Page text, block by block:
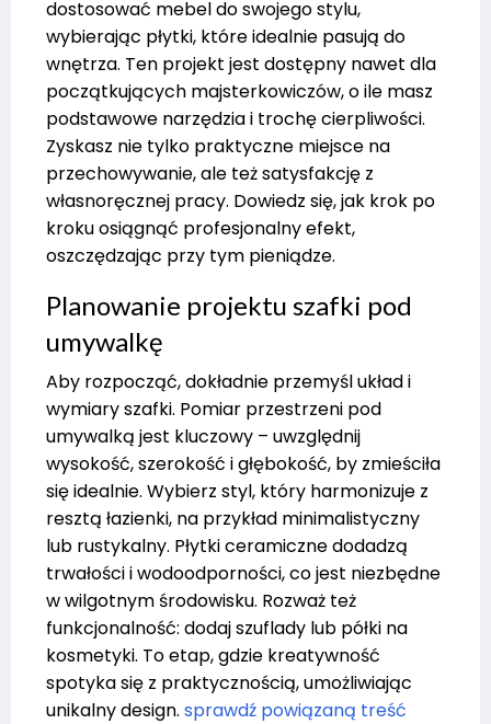
dostosować mebel do swojego stylu,
wybierając płytki, które idealnie pasują do
wnętrza. Ten projekt jest dostępny nawet dla
początkujących majsterkowiczów, o ile masz
podstawowe narzędzia i trochę cierpliwości.
Zyskasz nie tylko praktyczne miejsce na
przechowywanie, ale też satysfakcję z
własnoręcznej pracy. Dowiedz się, jak krok po
kroku osiągnąć profesjonalny efekt,
oszczędzając przy tym pieniądze.
Planowanie projektu szafki pod
umywalkę
Aby rozpocząć, dokładnie przemyśl układ i
wymiary szafki. Pomiar przestrzeni pod
umywalką jest kluczowy – uwzględnij
wysokość, szerokość i głębokość, by zmieściła
się idealnie. Wybierz styl, który harmonizuje z
resztą łazienki, na przykład minimalistyczny
lub rustykalny. Płytki ceramiczne dodadzą
trwałości i wodoodporności, co jest niezbędne
w wilgotnym środowisku. Rozważ też
funkcjonalność: dodaj szuflady lub półki na
kosmetyki. To etap, gdzie kreatywność
spotyka się z praktycznością, umożliwiając
unikalny design. sprawdź powiązaną treść